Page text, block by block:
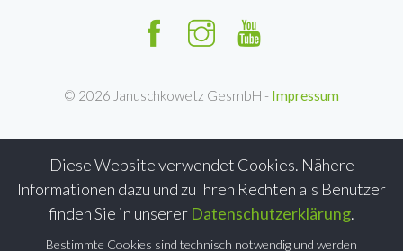
Diese Website verwendet Cookies. Nähere
Informationen dazu und zu Ihren Rechten als Benutzer
finden Sie in unserer Datenschutzerklärung.
Bestimmte Cookies sind technisch notwendig und werden
© 2026 Januschkowetz GesmbH - Impressum